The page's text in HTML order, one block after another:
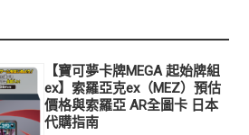
【寶可夢卡牌MEGA 起始牌組
ex】索羅亞克ex（MEZ）預估
價格與索羅亞 AR全圖卡 日本
代購指南